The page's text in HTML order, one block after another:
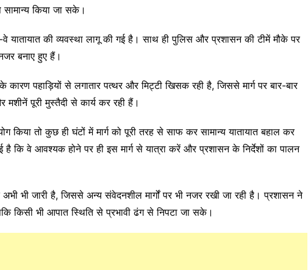
सामान्य किया जा सके।
वे यातायात की व्यवस्था लागू की गई है। साथ ही पुलिस और प्रशासन की टीमें मौके पर
बनाए हुए हैं।
कारण पहाड़ियों से लगातार पत्थर और मिट्टी खिसक रही है, जिससे मार्ग पर बार-बार
मशीनें पूरी मुस्तैदी से कार्य कर रही हैं।
किया तो कुछ ही घंटों में मार्ग को पूरी तरह से साफ कर सामान्य यातायात बहाल कर
है कि वे आवश्यक होने पर ही इस मार्ग से यात्रा करें और प्रशासन के निर्देशों का पालन
अभी भी जारी है, जिससे अन्य संवेदनशील मार्गों पर भी नजर रखी जा रही है। प्रशासन ने
किसी भी आपात स्थिति से प्रभावी ढंग से निपटा जा सके।